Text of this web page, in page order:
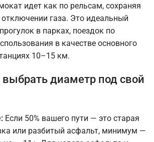
идет как по рельсам, сохраняя
газа. Это идеальный
в парках, поездок по
в качестве основного
10–15 км.
выбрать диаметр под свой
Если 50% вашего пути — это старая
или разбитый асфальт, минимум —